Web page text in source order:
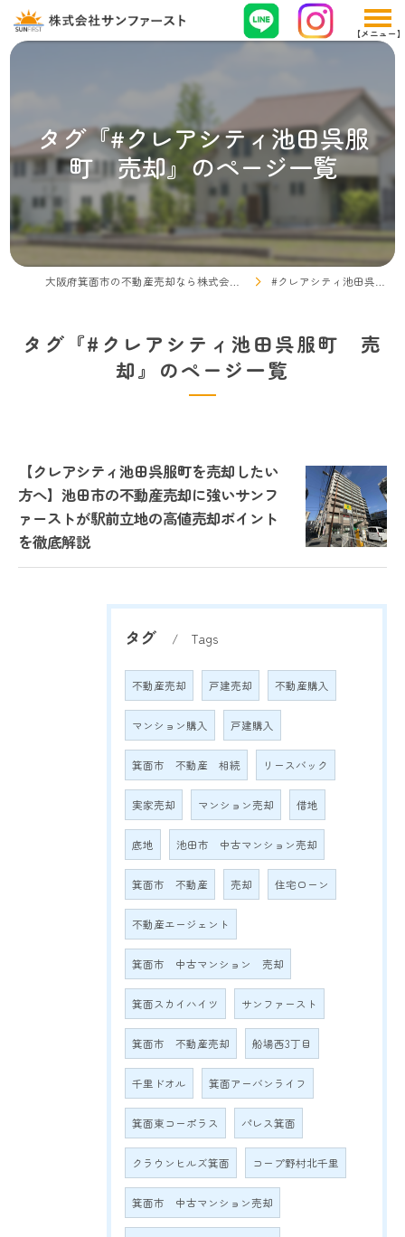
タグ『#クレアシティ池田呉服
町 売却』のページ一覧
#クレアシティ池田呉服町 売却
タグ『#クレアシティ池田呉服町 売
却』のページ一覧
【クレアシティ池田呉服町を売却したい
方へ】池田市の不動産売却に強いサンフ
ァーストが駅前立地の高値売却ポイント
を徹底解説
タグ Tags
不動産売却 戸建売却 不動産購入
マンション購入 戸建購入
箕面市 不動産 相続 リースバック
実家売却 マンション売却 借地
底地 池田市 中古マンション売却
箕面市 不動産 売却 住宅ローン
不動産エージェント
箕面市 中古マンション 売却
箕面スカイハイツ サンファースト
箕面市 不動産売却 船場西3丁目
千里ドオル 箕面アーバンライフ
箕面東コーポラス パレス箕面
クラウンヒルズ箕面 コープ野村北千里
箕面市 中古マンション売却